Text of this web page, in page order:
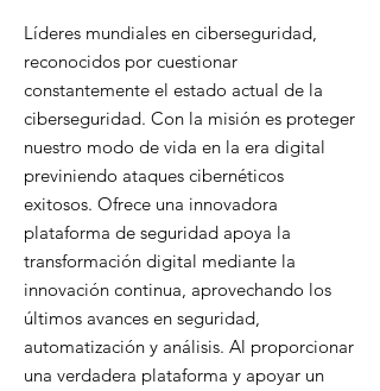
Líderes mundiales en ciberseguridad,
reconocidos por cuestionar
constantemente el estado actual de la
ciberseguridad. Con la misión es proteger
nuestro modo de vida en la era digital
previniendo ataques cibernéticos
exitosos. Ofrece una innovadora
plataforma de seguridad apoya la
transformación digital mediante la
innovación continua, aprovechando los
últimos avances en seguridad,
automatización y análisis. Al proporcionar
una verdadera plataforma y apoyar un